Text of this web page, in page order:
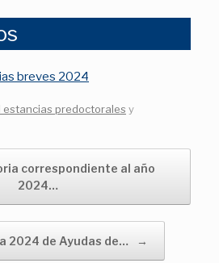
breves 2024
estancias predoctorales y
correspondiente al año
2024…
2024 de Ayudas de… →